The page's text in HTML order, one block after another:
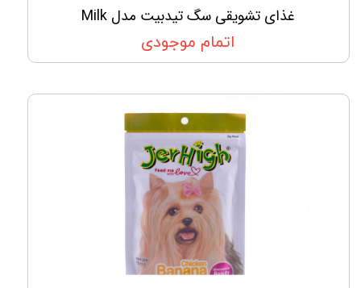
غذای تشویقی سگ تیدبیت مدل Milk
اتمام موجودی